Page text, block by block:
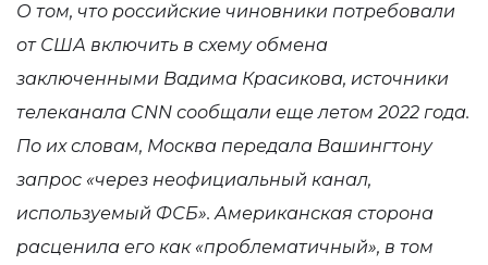
О том, что российские чиновники потребовали
от США включить в схему обмена
заключенными Вадима Красикова, источники
телеканала CNN сообщали еще летом 2022 года.
По их словам, Москва передала Вашингтону
запрос «через неофициальный канал,
используемый ФСБ». Американская сторона
расценила его как «проблематичный», в том